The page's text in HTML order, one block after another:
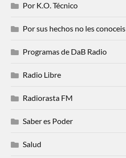
Por K.O. Técnico
Por sus hechos no les conoceis
Programas de DaB Radio
Radio Libre
Radiorasta FM
Saber es Poder
Salud